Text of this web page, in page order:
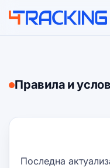
Правила и
Последна